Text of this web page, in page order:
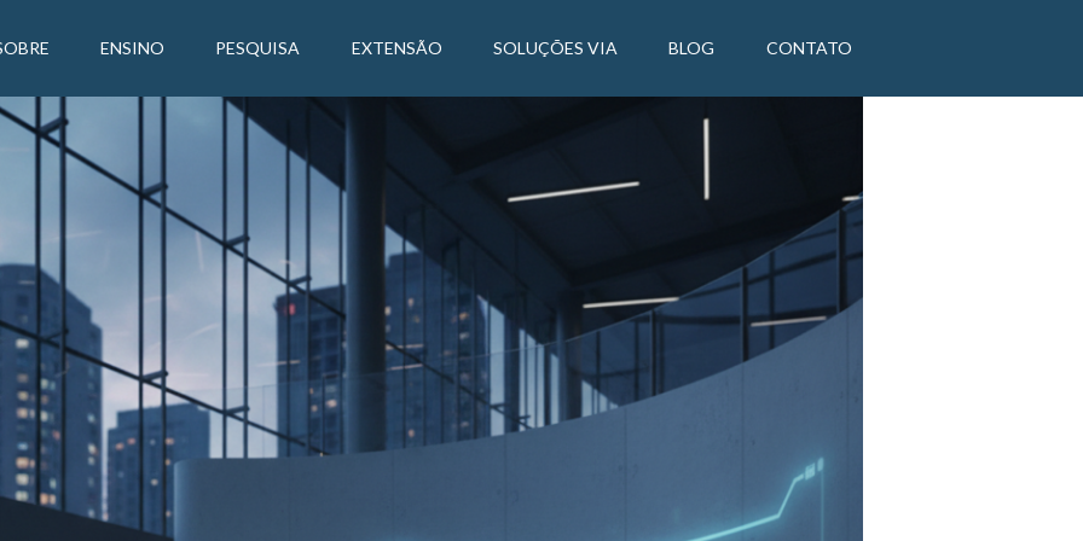
ENSINO PESQUISA EXTENSÃO SOLUÇÕES VIA BLOG CONTATO